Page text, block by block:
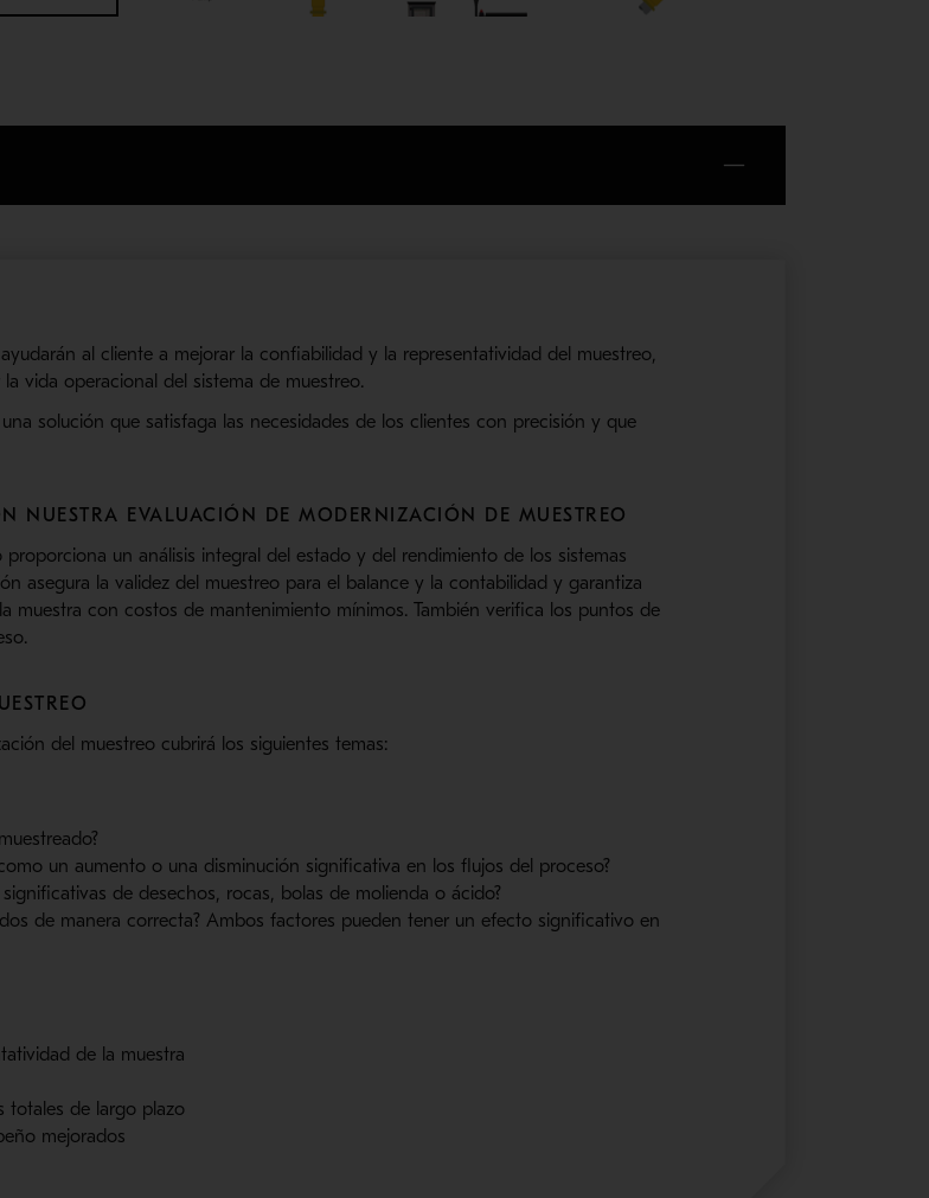
al cliente a mejorar la confiabilidad y la representatividad del muestreo,
vida operacional del sistema de muestreo.
solución que satisfaga las necesidades de los clientes con precisión y que
NUESTRA EVALUACIÓN DE MODERNIZACIÓN DE MUESTREO
un análisis integral del estado y del rendimiento de los sistemas
asegura la validez del muestreo para el balance y la contabilidad y garantiza
muestra con costos de mantenimiento mínimos. También verifica los puntos de
del muestreo cubrirá los siguientes temas:
un aumento o una disminución significativa en los flujos del proceso?
de desechos, rocas, bolas de molienda o ácido?
de manera correcta? Ambos factores pueden tener un efecto significativo en
de la muestra
totales de largo plazo
mejorados